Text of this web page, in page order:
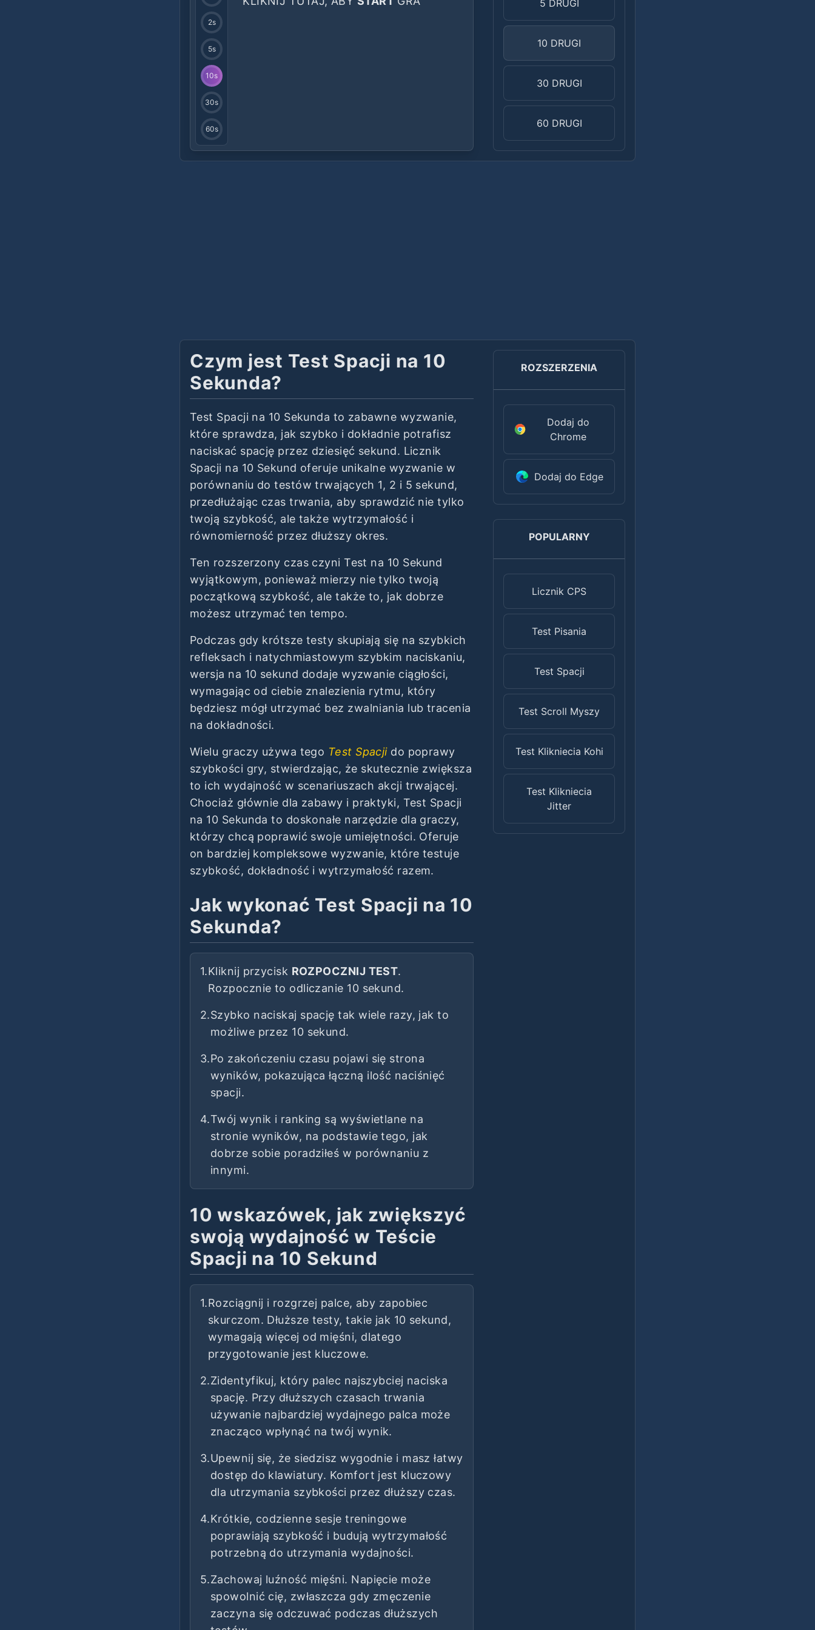
2s
5s
10s
30s
60s
5 DRUGI
10 DRUGI
30 DRUGI
60 DRUGI
Czym jest Test Spacji na 10
Sekunda?
Test Spacji na 10 Sekunda to zabawne wyzwanie,
które sprawdza, jak szybko i dokładnie potrafisz
naciskać spację przez dziesięć sekund. Licznik
Spacji na 10 Sekund oferuje unikalne wyzwanie w
porównaniu do testów trwających 1, 2 i 5 sekund,
przedłużając czas trwania, aby sprawdzić nie tylko
twoją szybkość, ale także wytrzymałość i
równomierność przez dłuższy okres.
Ten rozszerzony czas czyni Test na 10 Sekund
wyjątkowym, ponieważ mierzy nie tylko twoją
początkową szybkość, ale także to, jak dobrze
możesz utrzymać ten tempo.
Podczas gdy krótsze testy skupiają się na szybkich
refleksach i natychmiastowym szybkim naciskaniu,
wersja na 10 sekund dodaje wyzwanie ciągłości,
wymagając od ciebie znalezienia rytmu, który
będziesz mógł utrzymać bez zwalniania lub tracenia
na dokładności.
Wielu graczy używa tego Test Spacji do poprawy
szybkości gry, stwierdzając, że skutecznie zwiększa
to ich wydajność w scenariuszach akcji trwającej.
Chociaż głównie dla zabawy i praktyki, Test Spacji
na 10 Sekunda to doskonałe narzędzie dla graczy,
którzy chcą poprawić swoje umiejętności. Oferuje
on bardziej kompleksowe wyzwanie, które testuje
szybkość, dokładność i wytrzymałość razem.
Jak wykonać Test Spacji na 10
Sekunda?
1.Kliknij przycisk ROZPOCZNIJ TEST.
Rozpocznie to odliczanie 10 sekund.
2.Szybko naciskaj spację tak wiele razy, jak to
możliwe przez 10 sekund.
3.Po zakończeniu czasu pojawi się strona
wyników, pokazująca łączną ilość naciśnięć
spacji.
4.Twój wynik i ranking są wyświetlane na
stronie wyników, na podstawie tego, jak
dobrze sobie poradziłeś w porównaniu z
innymi.
10 wskazówek, jak zwiększyć
swoją wydajność w Teście
Spacji na 10 Sekund
1.Rozciągnij i rozgrzej palce, aby zapobiec
skurczom. Dłuższe testy, takie jak 10 sekund,
wymagają więcej od mięśni, dlatego
przygotowanie jest kluczowe.
2.Zidentyfikuj, który palec najszybciej naciska
spację. Przy dłuższych czasach trwania
używanie najbardziej wydajnego palca może
znacząco wpłynąć na twój wynik.
3.Upewnij się, że siedzisz wygodnie i masz łatwy
dostęp do klawiatury. Komfort jest kluczowy
dla utrzymania szybkości przez dłuższy czas.
4.Krótkie, codzienne sesje treningowe
poprawiają szybkość i budują wytrzymałość
potrzebną do utrzymania wydajności.
5.Zachowaj luźność mięśni. Napięcie może
spowolnić cię, zwłaszcza gdy zmęczenie
zaczyna się odczuwać podczas dłuższych
ROZSZERZENIA
Dodaj do
Chrome
Dodaj do Edge
POPULARNY
Licznik CPS
Test Pisania
Test Spacji
Test Scroll Myszy
Test Klikniecia Kohi
Test Klikniecia
Jitter